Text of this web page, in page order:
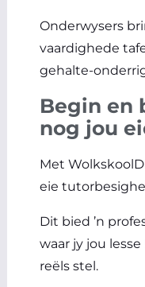
Onderwysers
vaardighede
gehalte-
Begin en
nog jou
Met
eie
Dit bied ’n
waar jy jou
reëls stel.